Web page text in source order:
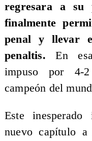
regresara a su
finalmente
penal y llevar
penaltis. En
impuso por 4-2
campeón del
Este
nuevo capítulo